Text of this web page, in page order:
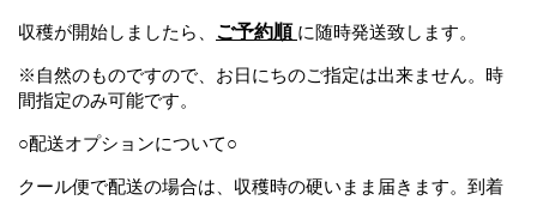
収穫が開始しましたら、 ご予約順 に随時発送致します。
※ 自然のものですので、お日にちのご指定は出来ません。時
間指定のみ可能です。
○配送オプションについて○
クール便で配送の場合は、収穫時の硬いまま届きます。 到着